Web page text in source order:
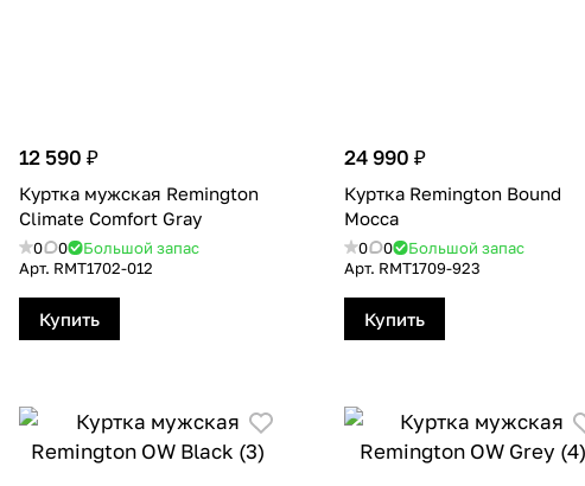
12 590 ₽
Куртка мужская Remington
Сlimate Сomfort Gray
0 0
Большой запас
Арт. RMТ1702-012
Купить
24 990 ₽
Куртка Remington Bound
Mocca
0 0
Большой запас
Арт. RMТ1709-923
Купить